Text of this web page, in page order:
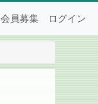
会員募集 ログイン